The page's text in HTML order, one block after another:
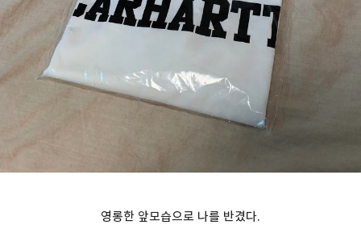
영롱한 앞모습으로 나를 반겼다.